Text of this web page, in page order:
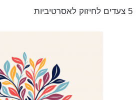
5 צעדים לחיזוק לאסרטיביות